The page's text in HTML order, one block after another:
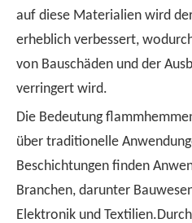
auf diese Materialien wird
erheblich verbessert,
von Bauschäden und der
verringert wird.
Die Bedeutung
über traditionelle
Beschichtungen finden
Branchen, darunter
Elektronik und